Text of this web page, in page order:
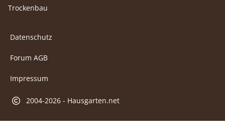
Trockenbau
Datenschutz
Forum AGB
Impressum
2004-2026 - Hausgarten.net